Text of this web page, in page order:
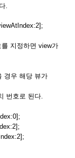
.
지정하면 view가
경우 해당 뷰가
번호로 된다.